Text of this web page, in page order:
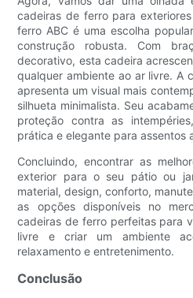
cadeiras de ferro para
ferro ABC é uma escolha
construção robusta. Com
decorativo, esta cadeira
qualquer ambiente ao ar livre. A
apresenta um visual mais
silhueta minimalista. Seu
proteção contra as
prática e elegante para assentos
Concluindo, encontrar as
exterior para o seu pátio ou
material, design, conforto,
as opções disponíveis no
cadeiras de ferro perfeitas para
livre e criar um ambiente
relaxamento e entretenimento.
Conclusão